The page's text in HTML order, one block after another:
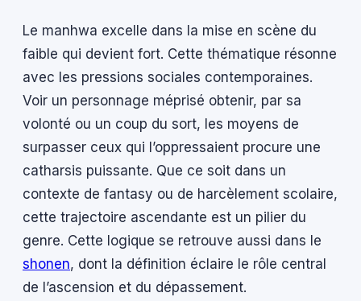
Le manhwa excelle dans la mise en scène du
faible qui devient fort. Cette thématique résonne
avec les pressions sociales contemporaines.
Voir un personnage méprisé obtenir, par sa
volonté ou un coup du sort, les moyens de
surpasser ceux qui l’oppressaient procure une
catharsis puissante. Que ce soit dans un
contexte de fantasy ou de harcèlement scolaire,
cette trajectoire ascendante est un pilier du
genre. Cette logique se retrouve aussi dans le
shonen, dont la définition éclaire le rôle central
de l’ascension et du dépassement.